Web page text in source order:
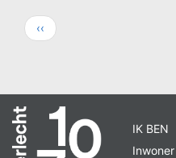
Paginering
Vorige
pagina
‹‹
IK BEN
Inwoner